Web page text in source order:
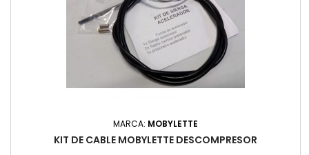
MARCA: MOBYLETTE
KIT DE CABLE MOBYLETTE DESCOMPRESOR